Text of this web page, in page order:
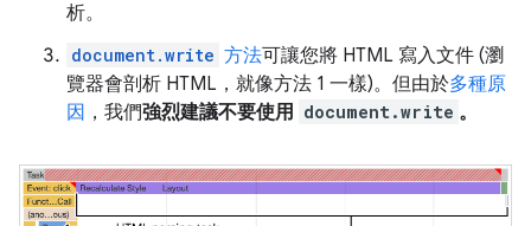
析。
document.write 方法可讓您將 HTML 寫入文件 (瀏
覽器會剖析 HTML，就像方法 1 一樣)。但由於多種原
因 ，我們強烈建議不要使用 document.write 。